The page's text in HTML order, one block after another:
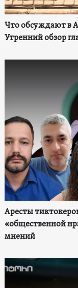
Что обсуждают в
Утренний обзор
Аресты
«общественной
мнений